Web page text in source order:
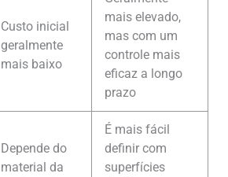
Custo inicial
geralmente
mais baixo
mais elevado,
mas com um
controle mais
eficaz a longo
prazo
Depende do
material da
É mais fácil
definir com
superfícies